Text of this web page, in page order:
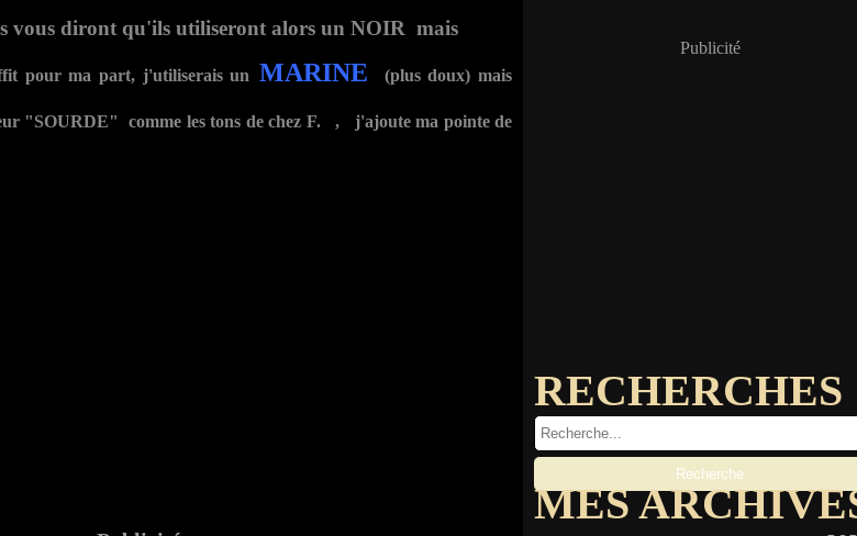
vous diront qu'ils utiliseront alors un NOIR mais
pour ma part, j'utiliserais un MARINE (plus doux) mais
"SOURDE" comme les tons de chez F. , j'ajoute ma pointe de
Publicité
RECHERCHES
MES